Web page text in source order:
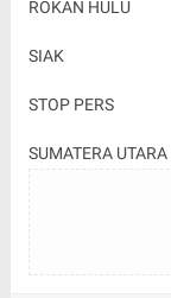
ROKAN HULU
SIAK
STOP PERS
SUMATERA UTARA